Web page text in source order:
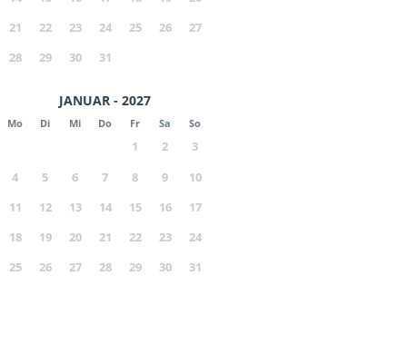
21
22 23 24 25 26
27
28
29 30 31
JANUAR - 2027
Mo Di Mi Do Fr Sa So
1 2
3
4
5 6 7 8 9
10
11
12 13 14 15 16
17
18
19 20 21 22 23
24
25
26 27 28 29 30 31